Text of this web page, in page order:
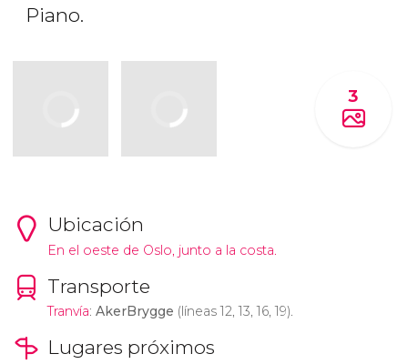
Piano.
3
Ubicación
En el oeste de Oslo, junto a la costa.
Transporte
Tranvía: AkerBrygge (líneas 12, 13, 16, 19).
Lugares próximos